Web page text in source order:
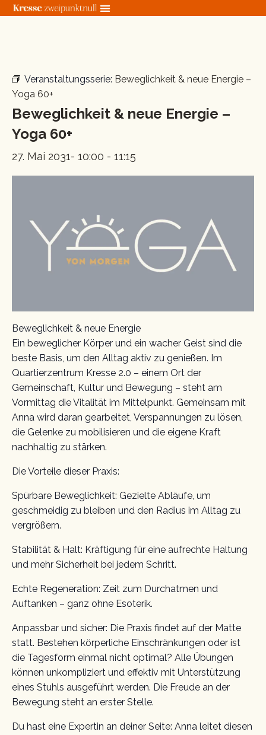
Zum
Veranstaltungsserie: Beweglichkeit & neue Energie –
Yoga 60+
Beweglichkeit & neue Energie –
Yoga 60+
27. Mai 2031- 10:00 - 11:15
Beweglichkeit & neue Energie
Ein beweglicher Körper und ein wacher Geist sind die
beste Basis, um den Alltag aktiv zu genießen. Im
Quartierzentrum Kresse 2.0 – einem Ort der
Gemeinschaft, Kultur und Bewegung – steht am
Vormittag die Vitalität im Mittelpunkt. Gemeinsam mit
Anna wird daran gearbeitet, Verspannungen zu lösen,
die Gelenke zu mobilisieren und die eigene Kraft
nachhaltig zu stärken.
Die Vorteile dieser Praxis:
Spürbare Beweglichkeit: Gezielte Abläufe, um
geschmeidig zu bleiben und den Radius im Alltag zu
vergrößern.
Stabilität & Halt: Kräftigung für eine aufrechte Haltung
und mehr Sicherheit bei jedem Schritt.
Echte Regeneration: Zeit zum Durchatmen und
Auftanken – ganz ohne Esoterik.
Anpassbar und sicher: Die Praxis findet auf der Matte
statt. Bestehen körperliche Einschränkungen oder ist
die Tagesform einmal nicht optimal? Alle Übungen
können unkompliziert und effektiv mit Unterstützung
eines Stuhls ausgeführt werden. Die Freude an der
Bewegung steht an erster Stelle.
Du hast eine Expertin an deiner Seite: Anna leitet diesen